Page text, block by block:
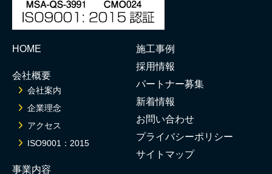
HOME
会社概要
会社案内
企業理念
アクセス
ISO9001：2015
事業内容
施工事例
採用情報
パートナー募集
新着情報
お問い合わせ
プライバシーポリシー
サイトマップ